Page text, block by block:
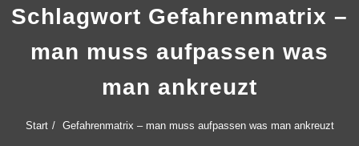
Schlagwort Gefahrenmatrix –
man muss aufpassen was
man ankreuzt
Start Gefahrenmatrix – man muss aufpassen was man ankreuzt